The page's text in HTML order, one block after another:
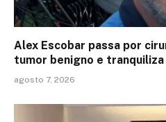
Alex Escobar passa por
tumor benigno e
agosto 7, 2026